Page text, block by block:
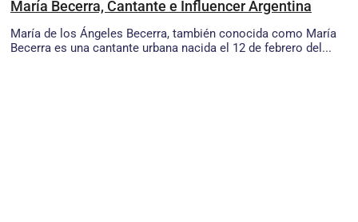
María Becerra, Cantante e Influencer Argentina
María de los Ángeles Becerra, también conocida como María
Becerra es una cantante urbana nacida el 12 de febrero del...